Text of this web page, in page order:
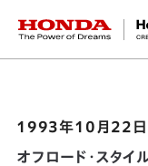
HONDA The
1993年10月22日
オフロード・スタイ